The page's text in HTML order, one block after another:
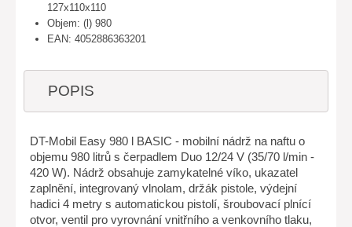
127x110x110
Objem: (l) 980
EAN: 4052886363201
POPIS
DT-Mobil Easy 980 l BASIC - mobilní nádrž na naftu o
objemu 980 litrů s čerpadlem Duo 12/24 V (35/70 l/min -
420 W). Nádrž obsahuje zamykatelné víko, ukazatel
zaplnění, integrovaný vlnolam, držák pistole, výdejní
hadici 4 metry s automatickou pistolí, šroubovací plnící
otvor, ventil pro vyrovnání vnitřního a venkovního tlaku,